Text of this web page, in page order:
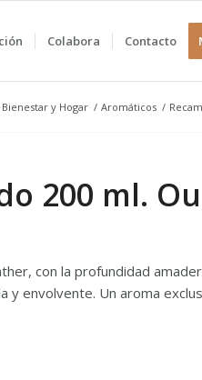
Colabora Contacto
Bienestar y Hogar / Aromáticos /
200 ml.
con la profundidad
y envolvente. Un aroma